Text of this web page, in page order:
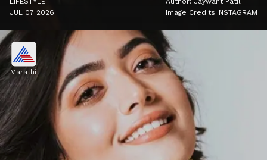
JUL 07 2026
Image Credits:INSTAGRAM
Marathi